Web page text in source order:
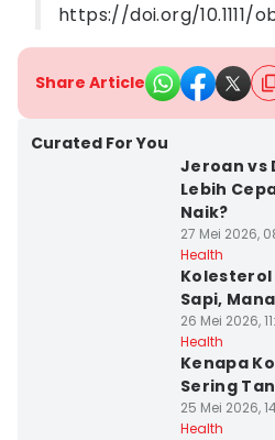
https://doi.org/10.1111/
Share Article
Curated For You
Jeroan vs
Lebih
Naik?
27 Mei 2026,
Health
Kolesterol
Sapi,
26 Mei 2026,
Health
Kenapa
Sering
25 Mei 2026,
Health